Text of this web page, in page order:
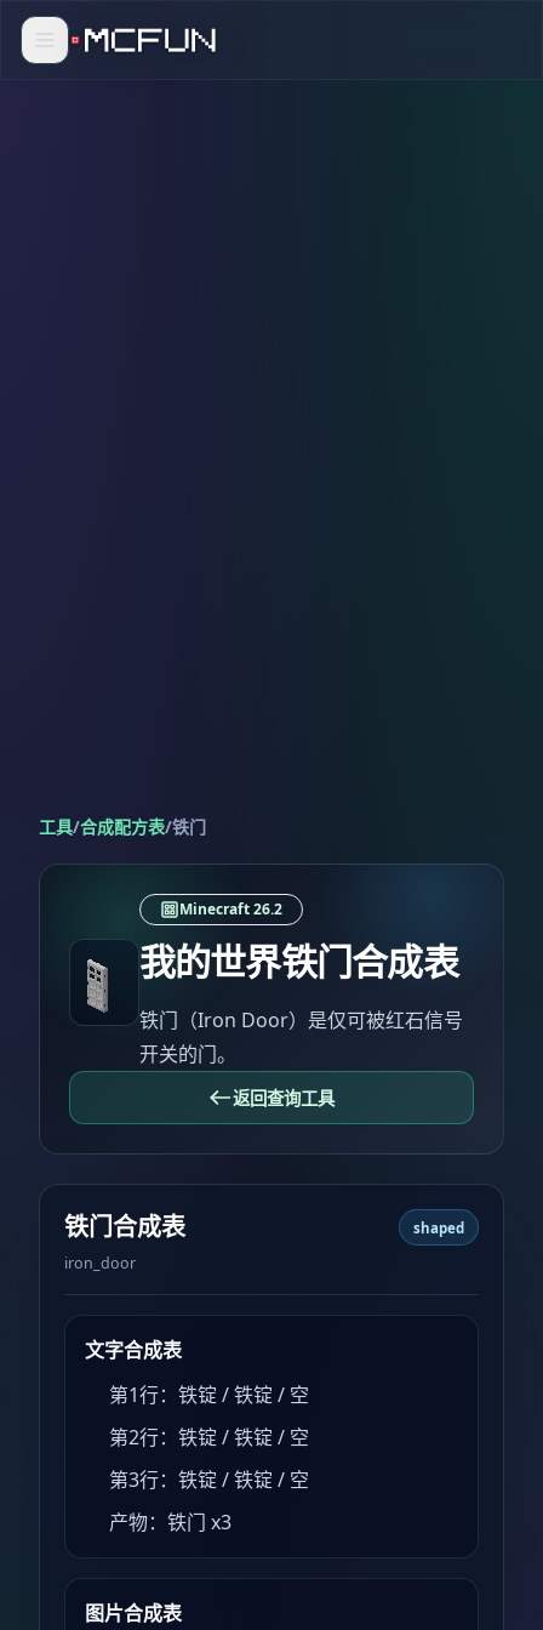
工具/合成配方表/铁门
Minecraft 26.2
我的世界铁门合成表
铁门（Iron Door）是仅可被红石信号
开关的门。
返回查询工具
铁门合成表
iron_door
shaped
文字合成表
第1行：铁锭 / 铁锭 / 空
第2行：铁锭 / 铁锭 / 空
第3行：铁锭 / 铁锭 / 空
产物：铁门 x3
图片合成表